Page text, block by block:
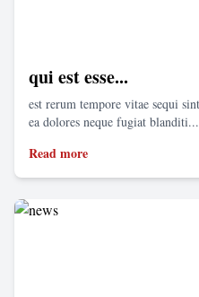
qui est esse...
est rerum tempore vitae sequi
ea dolores neque fugiat blanditi...
Read more